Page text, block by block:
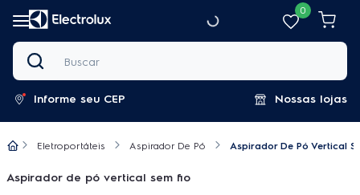
0
Buscar
Informe seu CEP Nossas lojas
Eletroportáteis Aspirador De Pó Aspirador De Pó Vertical
Aspirador de pó vertical sem fio